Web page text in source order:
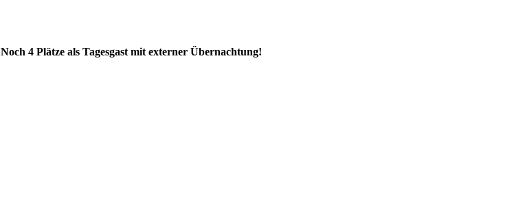
Noch 4 Plätze als Tagesgast mit externer Übernachtung!